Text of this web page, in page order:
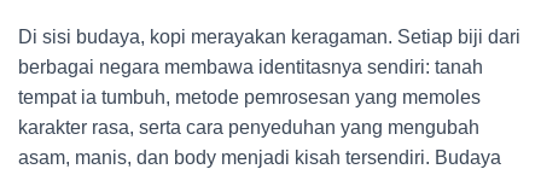
Di sisi budaya, kopi merayakan keragaman. Setiap biji dari
berbagai negara membawa identitasnya sendiri: tanah
tempat ia tumbuh, metode pemrosesan yang memoles
karakter rasa, serta cara penyeduhan yang mengubah
asam, manis, dan body menjadi kisah tersendiri. Budaya